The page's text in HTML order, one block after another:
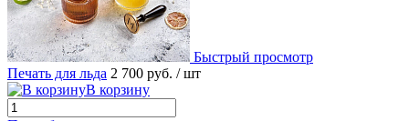
Быстрый просмотр
Печать для льда 2 700 руб. / шт
В корзину